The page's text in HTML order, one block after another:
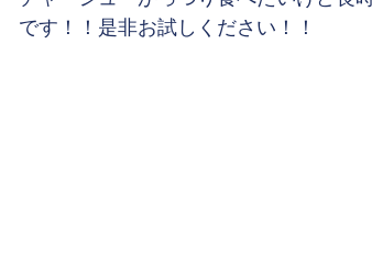
です！！是非お試しください！！